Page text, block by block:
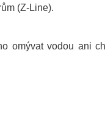
(Z-Line).
omývat vodou ani